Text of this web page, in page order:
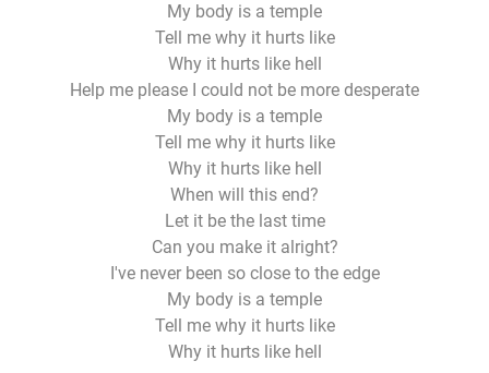
My body is a temple
Tell me why it hurts like
Why it hurts like hell
Help me please I could not be more desperate
My body is a temple
Tell me why it hurts like
Why it hurts like hell
When will this end?
Let it be the last time
Can you make it alright?
I've never been so close to the edge
My body is a temple
Tell me why it hurts like
Why it hurts like hell